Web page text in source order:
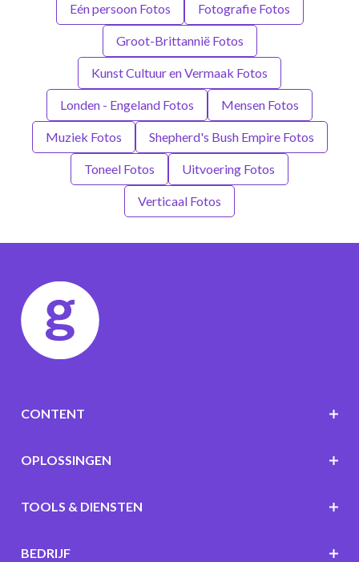
Eén persoon Fotos Fotografie Fotos
Groot-Brittannië Fotos
Kunst Cultuur en Vermaak Fotos
Londen - Engeland Fotos Mensen Fotos
Muziek Fotos Shepherd's Bush Empire Fotos
Toneel Fotos Uitvoering Fotos
Verticaal Fotos
CONTENT
OPLOSSINGEN
TOOLS & DIENSTEN
BEDRIJF